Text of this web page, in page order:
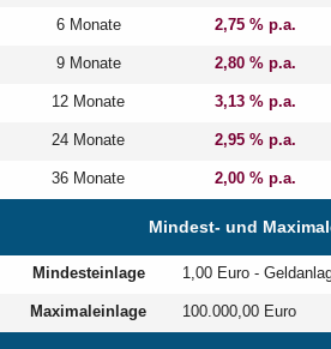
6 Monate 2,75 % p.a.
9 Monate 2,80 % p.a.
12 Monate 3,13 % p.a.
24 Monate 2,95 % p.a.
36 Monate 2,00 % p.a.
Mindest- und
Mindesteinlage 1,00 Euro -
Maximaleinlage 100.000,00 Euro